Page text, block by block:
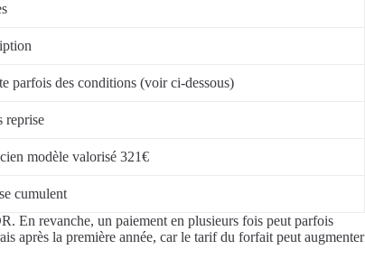
parfois des conditions (voir ci‑dessous)
reprise
modèle valorisé 321€
cumulent
En revanche, un paiement en plusieurs fois peut parfois
après la première année, car le tarif du forfait peut augmenter